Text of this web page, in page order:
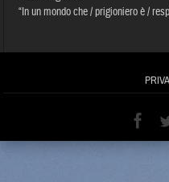
“In un mondo che / prigioniero è /